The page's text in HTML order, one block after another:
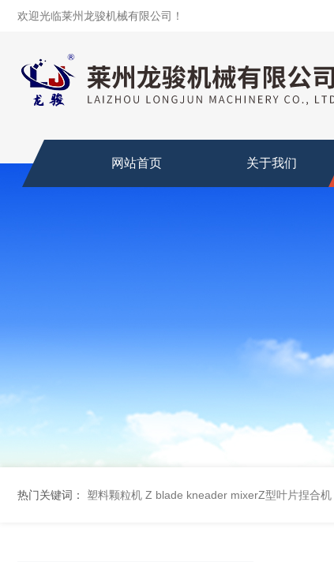
欢迎光临莱州龙骏机械有限公司！
网站首页 关于我们
热门关键词： 塑料颗粒机 Z blade kneader mixerZ型叶片捏合机